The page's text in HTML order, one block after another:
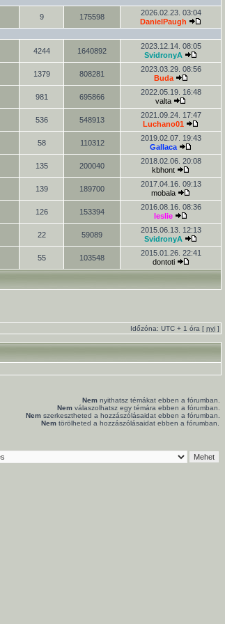
9 175598
2026.02.23. 03:04
DanielPaugh
4244 1640892
2023.12.14. 08:05
SvidronyA
1379 808281
2023.03.29. 08:56
Buda
981 695866
2022.05.19. 16:48
valta
536 548913
2021.09.24. 17:47
Luchano01
58 110312
2019.02.07. 19:43
Gallaca
135 200040
2018.02.06. 20:08
kbhont
139 189700
2017.04.16. 09:13
mobala
126 153394
2016.08.16. 08:36
leslie
22 59089
2015.06.13. 12:13
SvidronyA
55 103548
2015.01.26. 22:41
dontoti
Időzóna: UTC + 1 óra [ nyi ]
Nem nyithatsz témákat ebben a fórumban.
Nem válaszolhatsz egy témára ebben a fórumban.
Nem szerkesztheted a hozzászólásaidat ebben a fórumban.
Nem törölheted a hozzászólásaidat ebben a fórumban.